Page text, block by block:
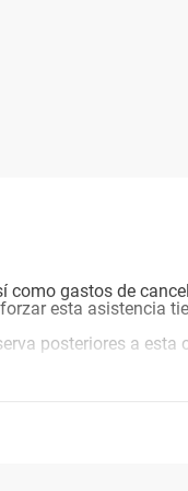
como gastos de
esta asistencia
posteriores a esta